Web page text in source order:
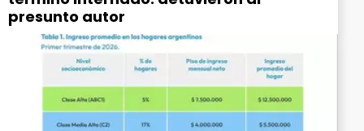
presunto autor